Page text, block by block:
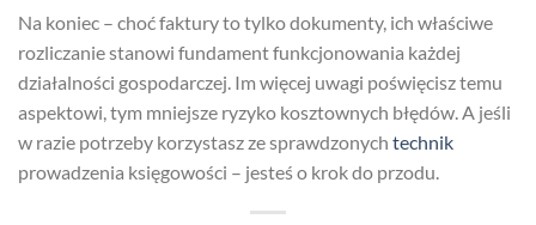
Na koniec – choć faktury to tylko dokumenty, ich właściwe
rozliczanie stanowi fundament funkcjonowania każdej
działalności gospodarczej. Im więcej uwagi poświęcisz temu
aspektowi, tym mniejsze ryzyko kosztownych błędów. A jeśli
w razie potrzeby korzystasz ze sprawdzonych technik
prowadzenia księgowości – jesteś o krok do przodu.